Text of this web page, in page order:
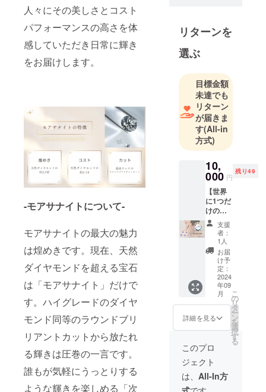
人々にその美しさとコスト
パフォーマンスの高さを体
感していただき日常に輝き
をお届けします。
-モアサナイトについて-
モアサナイトの最大の魅力
は煌めきです。現在、天然
ダイヤモンドを超える宝石
は「モアサナイト」だけで
す。ハイグレードのダイヤ
モンド同等のラウンドブリ
リアントカットから放たれ
る輝きは圧巻の一言です。
誰もが気軽にうっとりする
ような輝きを楽しめる「次
リターンを
選ぶ
目標金額
未達でも
リターン
が届きま
す(All-in
方式)
10,
000 円
残り49
【世界
に1つだ
けのリ
ング】
・サイ
ズ展
開：8号
～19
号
※備考欄
に必ず
号数を
記入し
て下さ
い（サ
イズは
日本規
格とな
りま
す）
例）9号
支援
者：
1人
お届
け予
定：
2024
年09
月
詳細を見る
こ
の
リ
タ
ー
ン
を
選
択
す
る
このプロ
ジェクト
は、 All-In方